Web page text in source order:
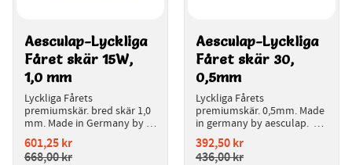
Aesculap-Lyckliga
Fåret skär 15W,
1,0 mm
Lyckliga Fårets
premiumskär. bred skär 1,0
mm. Made in Germany by
aesculap.
Introduktionspris.
601,25kr
668,00kr
Aesculap-Lyckliga
Fåret skär 30,
0,5mm
Lyckliga Fårets
premiumskär. 0,5mm. Made
in germany by aesculap.
Introduktionspris.
392,50kr
436,00kr